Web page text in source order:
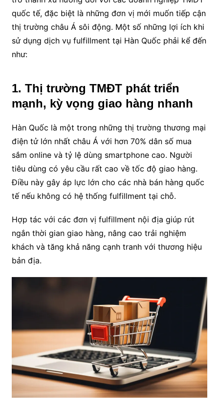
quốc tế, đặc biệt là những đơn vị mới muốn tiếp cận
thị trường châu Á sôi động. Một số những lợi ích khi
sử dụng dịch vụ fulfillment tại Hàn Quốc phải kể đến
như:
1. Thị trường TMĐT phát triển
mạnh, kỳ vọng giao hàng nhanh
Hàn Quốc là một trong những thị trường thương mại
điện tử lớn nhất châu Á với hơn 70% dân số mua
sắm online và tỷ lệ dùng smartphone cao. Người
tiêu dùng có yêu cầu rất cao về tốc độ giao hàng.
Điều này gây áp lực lớn cho các nhà bán hàng quốc
tế nếu không có hệ thống fulfillment tại chỗ.
Hợp tác với các đơn vị fulfillment nội địa giúp rút
ngắn thời gian giao hàng, nâng cao trải nghiệm
khách và tăng khả năng cạnh tranh với thương hiệu
bản địa.